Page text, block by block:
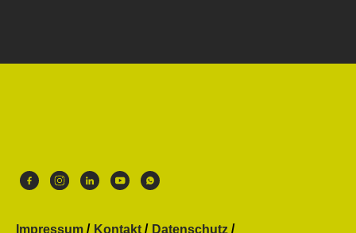
Impressum Kontakt Datenschutz